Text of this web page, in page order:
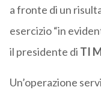
a fronte di un
esercizio “in
il presidente di TI
Un’operazione